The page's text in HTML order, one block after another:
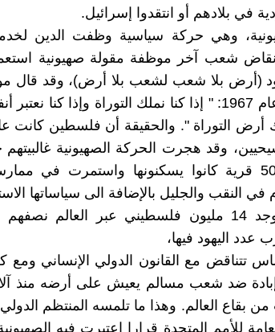
في بلادهم أو انتقدوا إسرائيل.
وهي حركة سياسية وظفت الدين
شعب آخر موظفة مقولة صهيونية
(أرض بلا شعب لشعب بلا أرض)، وقد قال
وزير الحرب الإسرائيلي عام 1967: " إذا كنا نملك التوراة وإذا
أرض التوراة ". والحقيقة أن فلسطين كانت
وقد هجرت الحركة الصهيونية
1948 ودمرت حوالي 500 قرية كانوا يسكنونها واستمرت
في النقب والجليل بالإضافة الى سياساتها
بقية فلسطين. واليوم يوجد 14 مليون فلسطيني عبر
عدد اليهود فيها،
تتناقض مع القانون الدولي الإنساني ومع
إبادة ضد شعب مسالم يعيش على أرضه منذ
للأمم المتحدة قرارا اعتبرت فيه